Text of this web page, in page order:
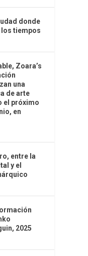
donde
tiempos
Zoara’s
una
de arte
el próximo
en
entre la
y el
2025